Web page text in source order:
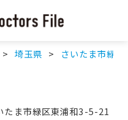
埼玉県 さいたま市緑区
たま市緑区東浦和3-5-21